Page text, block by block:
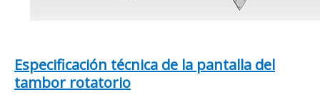
Especificación técnica de la pantalla del
tambor rotatorio